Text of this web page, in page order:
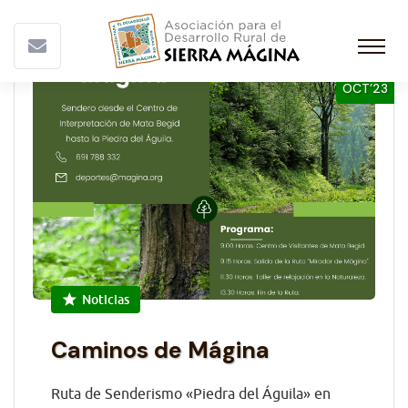
OCT’23
Noticias
Caminos de Mágina
Ruta de Senderismo «Piedra del Águila» en